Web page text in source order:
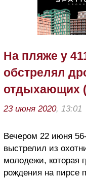
На пляже у
обстрелял
отдыхающих
23 июня 2020, 13:01
Вечером 22 июня
выстрелил из
молодежи, которая
рождения на пирсе